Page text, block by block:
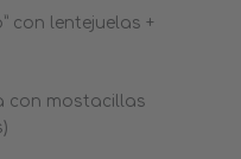
con lentejuelas +
con mostacillas